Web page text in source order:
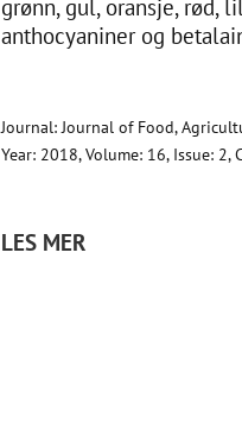
grønn, gul, oransje, rød,
anthocyaniner og
Journal: Journal of Food,
Year: 2018, Volume: 16, Issue:
LES MER